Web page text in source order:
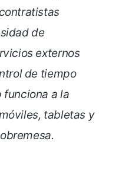
de
externos
de tiempo
a la
tabletas y